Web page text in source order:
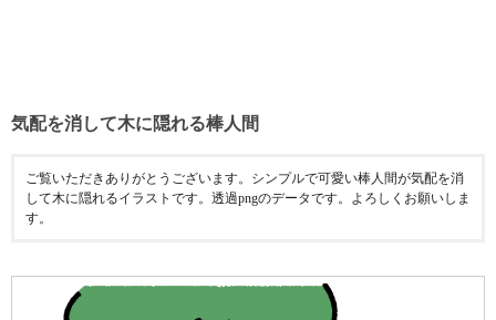
気配を消して木に隠れる棒人間
ご覧いただきありがとうございます。シンプルで可愛い棒人間が気配を消
して木に隠れるイラストです。透過pngのデータです。よろしくお願いしま
す。